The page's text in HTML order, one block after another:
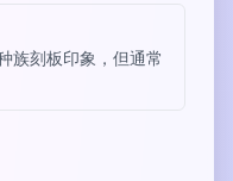
族刻板印象，但通常